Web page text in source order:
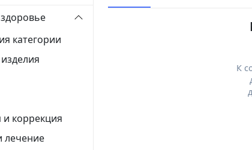
К
категории
и коррекция
лечение